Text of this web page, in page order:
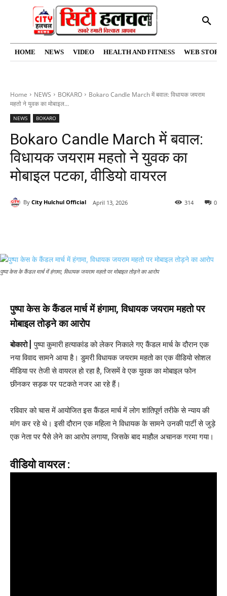
HOME NEWS VIDEO HEALTH AND FITNESS WEB
Home NEWS BOKARO
Bokaro Candle March में बवाल: विधायक जयराम
महतो ने युवक का मोबाइल...
NEWS BOKARO
Bokaro Candle March में बवाल:
विधायक जयराम महतो ने युवक का
मोबाइल पटका, वीडियो वायरल
By City Hulchul Official April 13, 2026 0
314
पुष्पा केस के कैंडल मार्च में हंगामा, विधायक जयराम महतो पर मोबाइल तोड़ने का आरोप
पुष्पा केस के कैंडल मार्च में हंगामा, विधायक जयराम महतो पर
मोबाइल तोड़ने का आरोप
बोकारो | पुष्पा कुमारी हत्याकांड को लेकर निकाले गए कैंडल मार्च के दौरान एक
नया विवाद सामने आया है। डुमरी विधायक जयराम महतो का एक वीडियो सोशल
मीडिया पर तेजी से वायरल हो रहा है, जिसमें वे एक युवक का मोबाइल फोन
छीनकर सड़क पर पटकते नजर आ रहे हैं।
रविवार को चास में आयोजित इस कैंडल मार्च में लोग शांतिपूर्ण तरीके से न्याय की
मांग कर रहे थे। इसी दौरान एक महिला ने विधायक के सामने उनकी पार्टी से जुड़े
एक नेता पर पैसे लेने का आरोप लगाया, जिसके बाद माहौल अचानक गरमा गया।
वीडियो वायरल :